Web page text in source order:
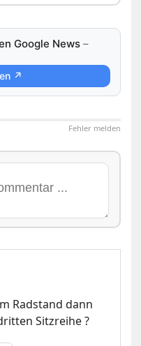
Google News –
↗
Fehler melden
Radstand dann
Sitzreihe ?